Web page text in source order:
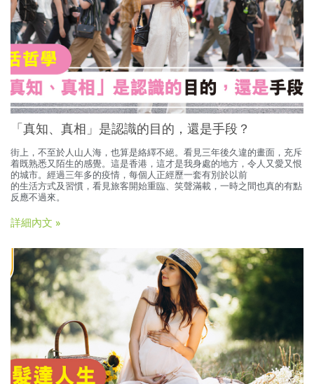
「真知、真相」是認識的目的，還是手段？
街上，不至於人山人海，也算是絡繹不絕。看見三年後久違的畫面，充斥
着既熟悉又陌生的感覺。這是香港，這才是我身處的地方，令人又愛又恨
的城市。經過三年多的疫情，每個人正經歷一套有別於以前
的生活方式及習慣，看見旅客開始重臨、笑聲滿載，一時之間也真的有點
反應不過來。
詳細內文 »